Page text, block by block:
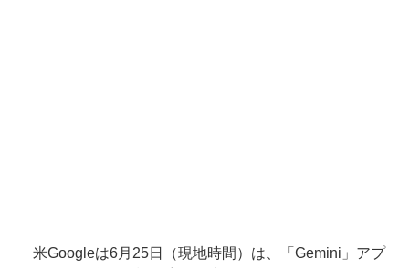
米Googleは6月25日（現地時間）は、「Gemini」アプ